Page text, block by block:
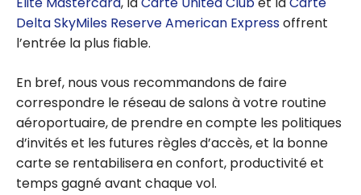
Delta SkyMiles Reserve American Expressoffrent
l’entrée la plus fiable.
En bref, nous vous recommandons de faire
correspondre le réseau de salons à votre routine
aéroportuaire, de prendre en compte les politiques
d’invités et les futures règles d’accès, et la bonne
carte se rentabilisera en confort, productivité et
temps gagné avant chaque vol.